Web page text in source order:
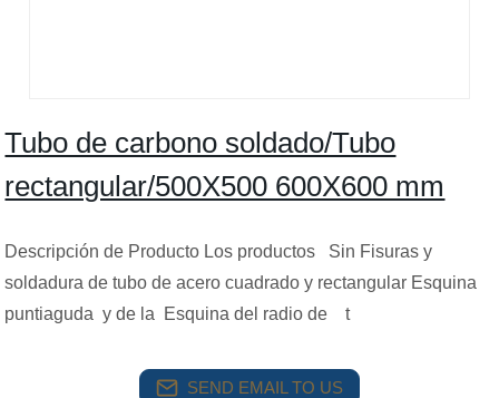
Tubo de carbono soldado/Tubo
rectangular/500X500 600X600 mm
Descripción de Producto Los productos Sin Fisuras y
soldadura de tubo de acero cuadrado y rectangular Esquina
puntiaguda y de la Esquina del radio de t
SEND EMAIL TO US